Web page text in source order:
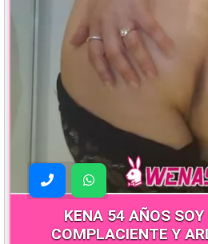
KENA 54 AÑOS SOY UNA MUJER
COMPLACIENTE Y